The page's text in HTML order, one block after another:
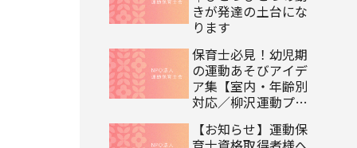
きが発達の土台にな
ります
保育士必見！幼児期
の運動あそびアイデ
ア集【室内・年齢別
対応／柳沢運動プロ
【お知らせ】運動保